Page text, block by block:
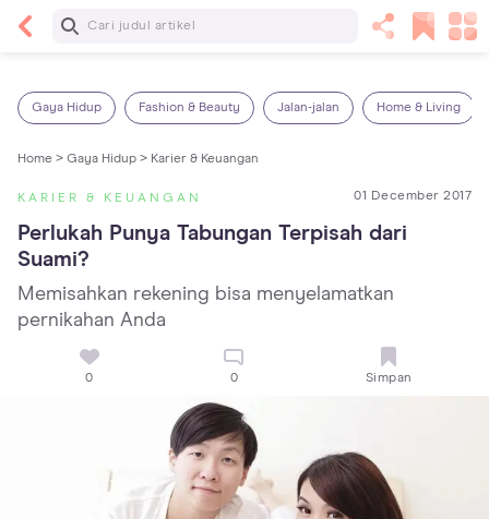
Baca Selanjutnya
Gaya Hidup Fashion & Beauty Jalan-jalan Home & Living
Home > Gaya Hidup > Karier & Keuangan
KARIER & KEUANGAN 01 December 2017
Perlukah Punya Tabungan Terpisah dari
Suami?
Memisahkan rekening bisa menyelamatkan
pernikahan Anda
0 0 Simpan